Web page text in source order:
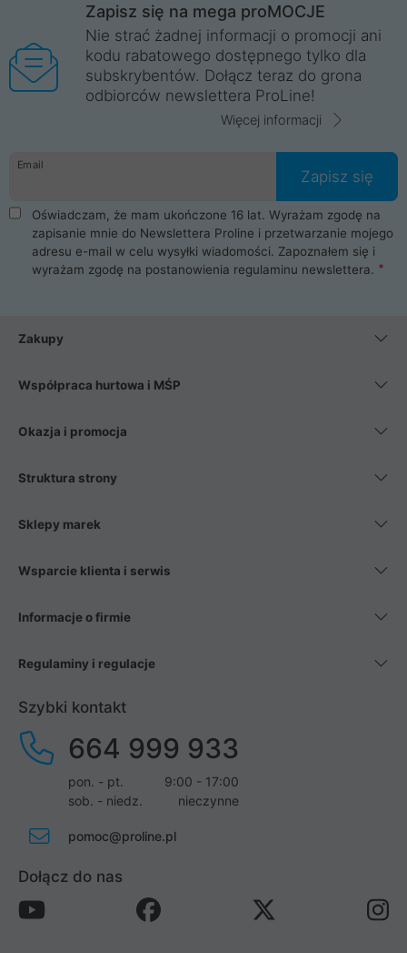
Wrocław, Poznań, Legnica, Katowice, Gliwice, Kalisz, Bytom,
Trzebnica, Opole. Szybka i profesjonalna obsługa!
ProLine to polska firma ze 100% polskim kapitałem. Działamy
legalnie i płacimy podatki w naszym kraju! Posiadamy siedzibę
główną w Mirkowie oraz salony na terenie kraju. Cała
komunikacja ze sklepem komputerowym ProLine jest
danych osobowych. Dlatego zakup notebooka albo laptopa w
ProLine to czysta przyjemność i pełne bezpieczeństwo.
Zaopatrzysz się u nas w akcesoria i części komputerowe
takie jak procesory, karty graficzne, płyty główne, pamięci,
dyski SSD, M.2 oraz HDD. Nasi pracownicy pomogą Ci wybrać
najlepszy zasilacz komputerowy oraz obudowę do komputera.
Poza komputerami mamy również najlepsze na rynku
Smartfony takich producentów jak Xiaomi, Apple, Samsung i
wentylatory. Na koniec mając już to wszystko, możesz
Zapisz się na mega proMOCJE
Nie strać żadnej informacji o promocji ani
kodu rabatowego dostępnego tylko dla
subskrybentów. Dołącz teraz do grona
odbiorców newslettera ProLine!
Więcej informacji
Email
Zapisz się
Oświadczam, że mam ukończone 16 lat. Wyrażam zgodę na
zapisanie mnie do Newslettera Proline i przetwarzanie mojego
adresu e-mail w celu wysyłki wiadomości. Zapoznałem się i
wyrażam zgodę na postanowienia regulaminu newslettera.
Zakupy
Współpraca hurtowa i MŚP
Okazja i promocja
Struktura strony
Sklepy marek
Wsparcie klienta i serwis
Informacje o firmie
Regulaminy i regulacje
Szybki kontakt
664 999 933
pon. - pt.
9:00 - 17:00
sob. - niedz.
nieczynne
pomoc@proline.pl
Dołącz do nas